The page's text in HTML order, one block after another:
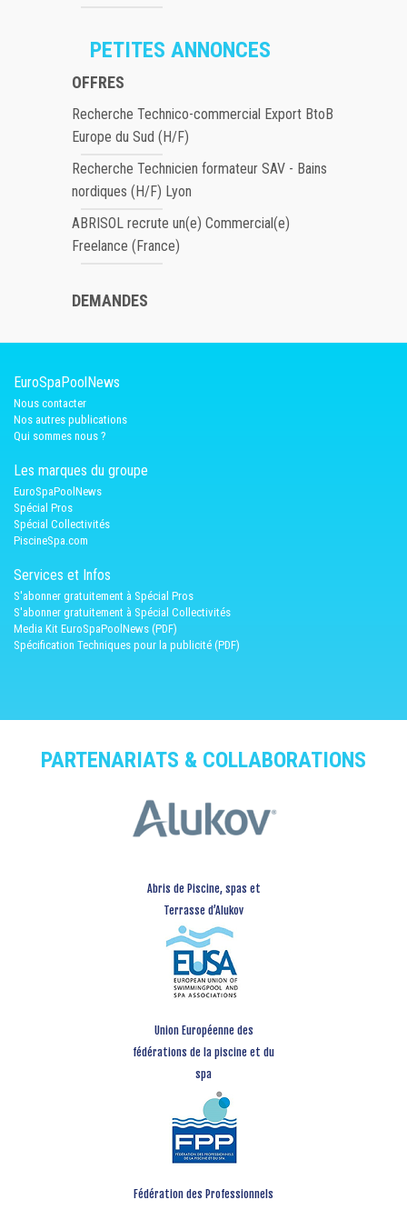
PETITES ANNONCES
OFFRES
Recherche Technico-commercial Export BtoB
Europe du Sud (H/F)
Recherche Technicien formateur SAV - Bains
nordiques (H/F) Lyon
ABRISOL recrute un(e) Commercial(e)
Freelance (France)
DEMANDES
EuroSpaPoolNews
Nous contacter
Nos autres publications
Qui sommes nous ?
Les marques du groupe
EuroSpaPoolNews
Spécial Pros
Spécial Collectivités
PiscineSpa.com
Services et Infos
S'abonner gratuitement à Spécial Pros
S'abonner gratuitement à Spécial Collectivités
Media Kit EuroSpaPoolNews (PDF)
Spécification Techniques pour la publicité (PDF)
PARTENARIATS & COLLABORATIONS
Abris de Piscine, spas et
Terrasse d’Alukov
Union Européenne des
fédérations de la piscine et du
spa
Fédération des Professionnels